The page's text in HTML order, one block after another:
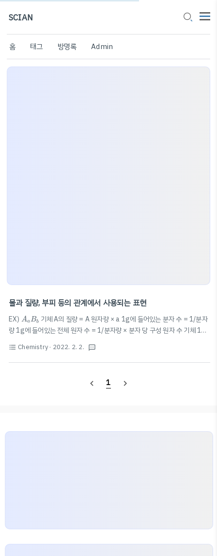
SCIAN
홈 태그 방명록 Admin
몰과 질량, 부피 등의 관계에서 사용되는 표현
EX) AaBb
Aa Bb 기체 A의 질량 = A 원자량 × a 1g에 들어있는 분자 수 = 1/분자
량 1g에 들어있는 전체 원자 수 = 1/분자량 × 분자 당 구성 원자 수 기체 1g
부피 = 1몰의 질량 × 1g의 부피 단위 질량당 부피 ∝ 1/분자량 단위 질량당
원자수 ∝ 1/분자량 × 분자당 원자수
format_list_bulleted Chemistry · 2022. 2. 2. textsms
navigate_before 1 navigate_next